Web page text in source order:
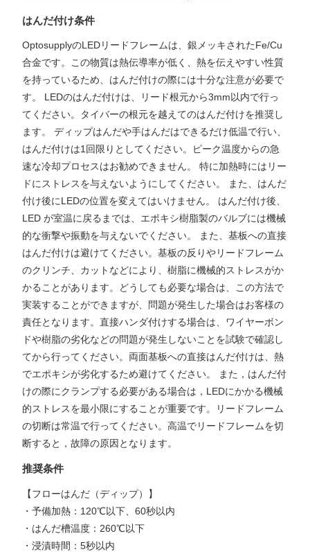
はんだ付け条件
OptosupplyのLEDリードフレームは、銀メッキされたFe/Cu
合金です。この物質は熱伝導率が低く、熱を伝えやすい性質
を持っているため、はんだ付けの際には十分な注意が必要で
す。 LEDのはんだ付けは、リード根元から3mm以内で行っ
てください。タイバーの根元を越えてのはんだ付けを推奨し
ます。 ディップはんだや手はんだはできるだけ低温で行い、
はんだ付けは1回限りとしてください。ピーク温度からの急
速な冷却プロセスはお勧めできません。 特に加熱時にはリー
ドにストレスを与えないようにしてください。 また、はんだ
付け後にLEDの位置を変えてはいけません。 はんだ付け後、
LED が室温に戻るまでは、エポキシ樹脂製のバルブには機械
的な衝撃や振動を与えないでください。 また、基板への直接
はんだ付けは避けてください。基板の反りやリードフレーム
のクリンチ、カットなどにより、樹脂に機械的ストレスがか
かることがあります。どうしても必要な場合は、この方法で
実装することができますが、問題が発生した場合はお客様の
責任となります。直接ハンダ付けする場合は、ワイヤーボン
ドや樹脂の劣化などの問題が発生しないことを試験で確認し
てから行ってください。両面基板への直接はんだ付けは、熱
でエポキシが劣化するため避けてください。 また，はんだ付
けの際にクランプする必要がある場合は，LEDにかかる機械
的ストレスを最小限にすることが重要です。リードフレーム
の切断は常温で行ってください。高温でリードフレームを切
断すると，故障の原因となります。
推奨条件
【フローはんだ（ディップ）】
・予備加熱：120℃以下、60秒以内
・はんだ槽温度：260℃以下
・浸漬時間：5秒以内